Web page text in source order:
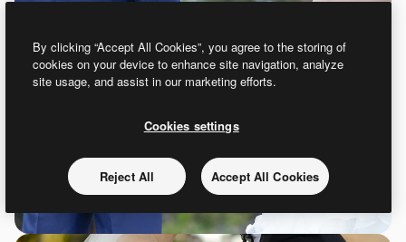
By clicking “Accept All Cookies”, you agree to the storing of
cookies on your device to enhance site navigation, analyze
site usage, and assist in our marketing efforts.
Cookies settings
Reject All Accept All Cookies